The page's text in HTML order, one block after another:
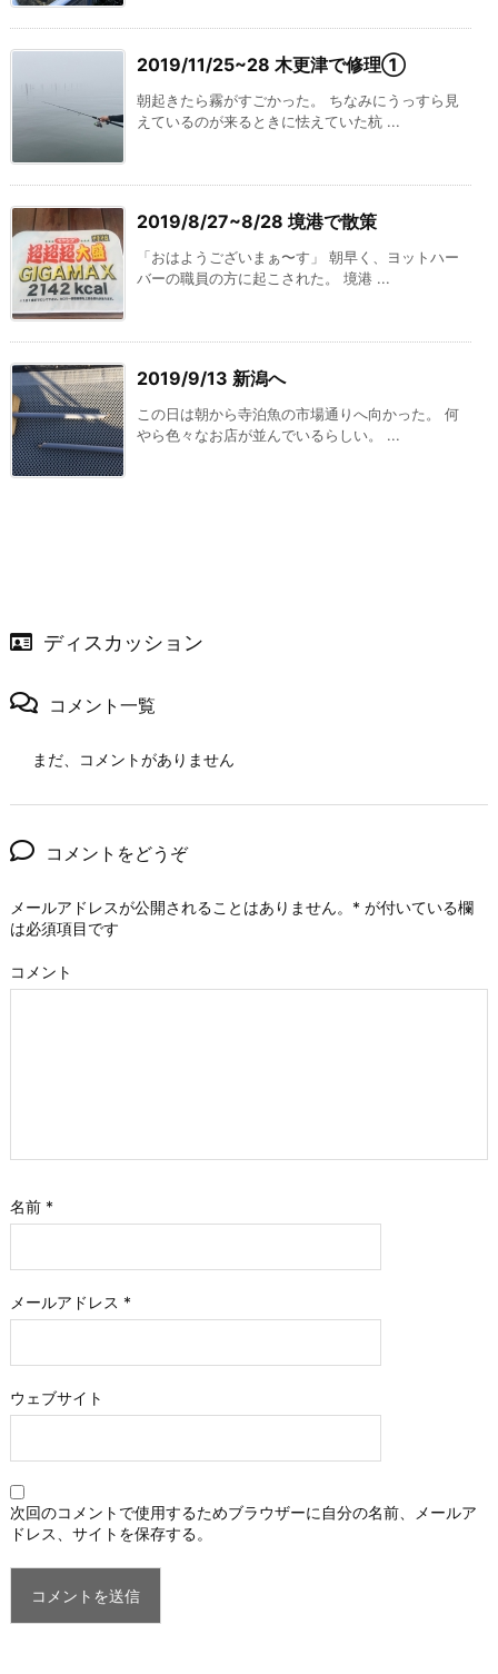
2019/11/25~28 木更津で修理①
朝起きたら霧がすごかった。 ちなみにうっすら見
えているのが来るときに怯えていた杭 ...
2019/8/27~8/28 境港で散策
「おはようございまぁ〜す」 朝早く、ヨットハー
バーの職員の方に起こされた。 境港 ...
2019/9/13 新潟へ
この日は朝から寺泊魚の市場通りへ向かった。 何
やら色々なお店が並んでいるらしい。 ...
ディスカッション
コメント一覧
まだ、コメントがありません
コメントをどうぞ
メールアドレスが公開されることはありません。 * が付いている欄
は必須項目です
コメント
名前 *
メールアドレス *
ウェブサイト
次回のコメントで使用するためブラウザーに自分の名前、メールア
ドレス、サイトを保存する。